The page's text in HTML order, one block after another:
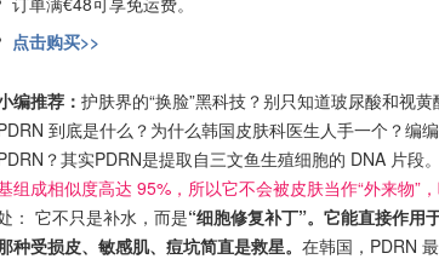
点击购买>>
编推荐： 护肤界的“换脸”黑科技？别只知道玻尿酸和视
到底是什么？为什么韩国皮肤科医生人手一个？编
？其实PDRN是提取自三文鱼生殖细胞的 DNA 片段。
组成相似度高达 95%，所以它不会被皮肤当作“外来物”
： 它不只是补水，而是“细胞修复补丁”。它能直接作用
种受损皮、敏感肌、痘坑简直是救星。 在韩国，PDRN